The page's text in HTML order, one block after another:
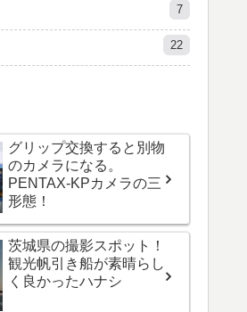
7
22
グリップ交換すると別物
のカメラになる。
PENTAX-KPカメラの三
形態！
茨城県の撮影スポット！
観光帆引き船が素晴らし
く良かったハナシ